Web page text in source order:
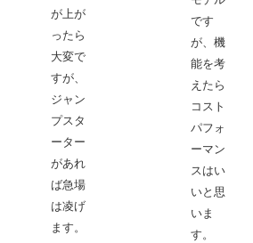
が上が
ったら
大変で
すが、
ジャン
プスタ
ーター
があれ
ば急場
は凌げ
ます。
です
が、機
能を考
えたら
コスト
パフォ
ーマン
スはい
いと思
いま
す。